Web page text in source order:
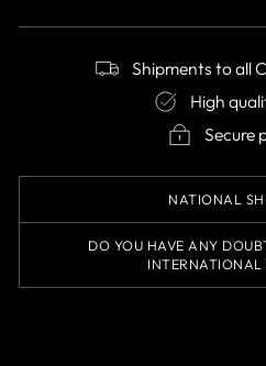
Shipments to all
High
Secure
NATIONAL
DO YOU HAVE ANY
INTERNATIONAL